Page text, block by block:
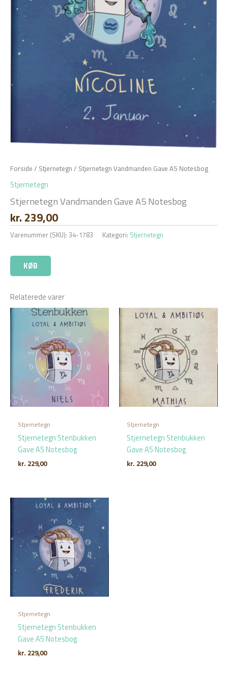
Forside / Stjernetegn / Stjernetegn Vandmanden Gave A5 Notesbog
Stjernetegn
Stjernetegn Vandmanden Gave A5 Notesbog
kr. 239,00
Varenummer (SKU): 34-1783 Kategori: Stjernetegn
KØB
Relaterede varer
Stjernetegn
Stjernetegn Stenbukken
Gave A5 Notesbog
kr. 229,00
Stjernetegn
Stjernetegn Stenbukken
Gave A5 Notesbog
kr. 229,00
Stjernetegn
Stjernetegn Stenbukken
Gave A5 Notesbog
kr. 229,00